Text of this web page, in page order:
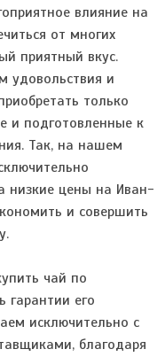
влияние на
от многих
приятный вкус.
удовольствия и
только
и подготовленные к
Так, на нашем
низкие цены на Иван-
и совершить
чай по
гарантии его
исключительно с
благодаря